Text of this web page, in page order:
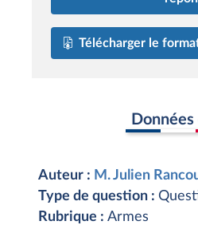
Télécharger le
Données
Auteur : M. Julien
Type de question :
Rubrique : Armes